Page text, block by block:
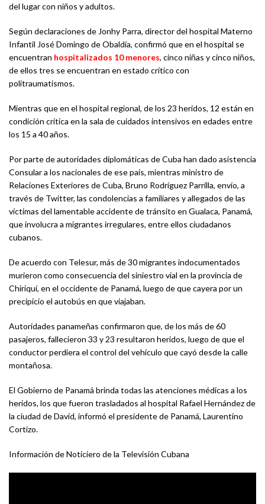
del lugar con niños y adultos.
Según declaraciones de Jonhy Parra, director del hospital Materno
Infantil José Domingo de Obaldía, confirmó que en el hospital se
encuentran hospitalizados 10 menores, cinco niñas y cinco niños,
de ellos tres se encuentran en estado crítico con
politraumatismos.
Mientras que en el hospital regional, de los 23 heridos, 12 están en
condición crítica en la sala de cuidados intensivos en edades entre
los 15 a 40 años.
Por parte de autoridades diplomáticas de Cuba han dado asistencia
Consular a los nacionales de ese país, mientras ministro de
Relaciones Exteriores de Cuba, Bruno Rodríguez Parrilla, envío, a
través de Twitter, las condolencias a familiares y allegados de las
víctimas del lamentable accidente de tránsito en Gualaca, Panamá,
que involucra a migrantes irregulares, entre ellos ciudadanos
cubanos.
De acuerdo con Telesur, más de 30 migrantes indocumentados
murieron como consecuencia del siniestro vial en la provincia de
Chiriquí, en el occidente de Panamá, luego de que cayera por un
precipicio el autobús en que viajaban.
Autoridades panameñas confirmaron que, de los más de 60
pasajeros, fallecieron 33 y 23 resultaron heridos, luego de que el
conductor perdiera el control del vehículo que cayó desde la calle
montañosa.
El Gobierno de Panamá brinda todas las atenciones médicas a los
heridos, los que fueron trasladados al hospital Rafael Hernández de
la ciudad de David, informó el presidente de Panamá, Laurentino
Cortizo.
Información de Noticiero de la Televisión Cubana